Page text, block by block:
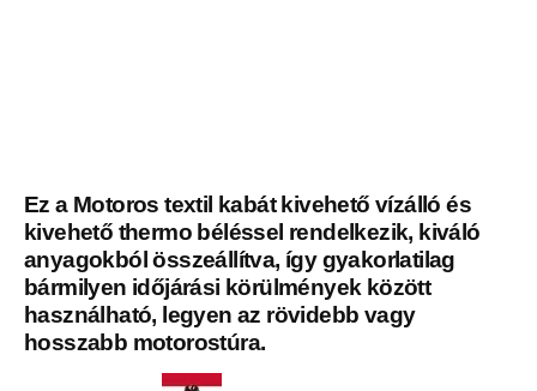
Ez a Motoros textil kabát kivehető vízálló és
kivehető thermo béléssel rendelkezik, kiváló
anyagokból összeállítva, így gyakorlatilag
bármilyen időjárási körülmények között
használható, legyen az rövidebb vagy
hosszabb motorostúra.